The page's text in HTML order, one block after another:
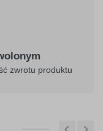
zwrotu produktu